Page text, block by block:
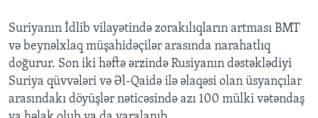
Suriyanın İdlib vilayətində zorakılıqların artması BMT
və beynəlxlaq müşahidəçilər arasında narahatlıq
doğurur. Son iki həftə ərzində Rusiyanın dəstəklədiyi
Suriya qüvvələri və Əl-Qaidə ilə əlaqəsi olan üsyançılar
arasındakı döyüşlər nəticəsində azı 100 mülki vətəndaş